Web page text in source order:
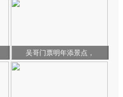
吴哥门票明年添景点，